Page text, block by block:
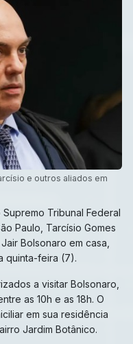
e outros aliados em
Tribunal Federal
Paulo, Tarcísio Gomes
Bolsonaro em casa,
quinta-feira (7).
a visitar Bolsonaro,
as 10h e as 18h. O
em sua residência
Jardim Botânico.